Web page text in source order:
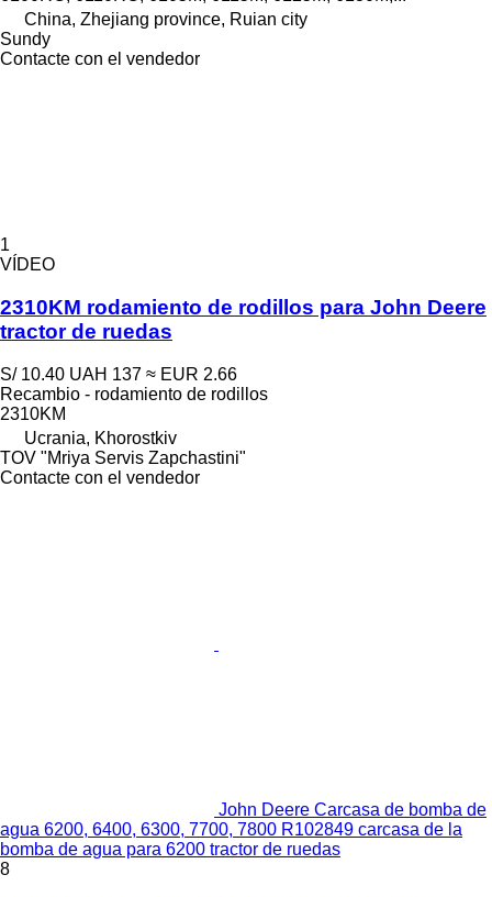
China, Zhejiang province, Ruian city
Sundy
Contacte con el vendedor
1
VÍDEO
2310KM rodamiento de rodillos para John Deere
tractor de ruedas
S/ 10.40 UAH 137 ≈ EUR 2.66
Recambio - rodamiento de rodillos
2310KM
Ucrania, Khorostkiv
TOV "Mriya Servis Zapchastini"
Contacte con el vendedor
John Deere Carcasa de bomba de
agua 6200, 6400, 6300, 7700, 7800 R102849 carcasa de la
bomba de agua para 6200 tractor de ruedas
8